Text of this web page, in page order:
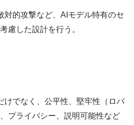
対的攻撃など、AIモデル特有のセ
慮した設計を行う。
けでなく、公平性、堅牢性（ロバ
プライバシー、説明可能性など